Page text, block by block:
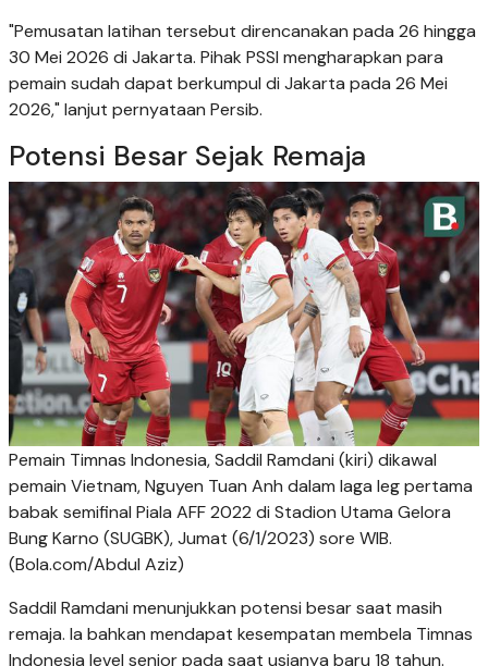
"Pemusatan latihan tersebut direncanakan pada 26 hingga
30 Mei 2026 di Jakarta. Pihak PSSI mengharapkan para
pemain sudah dapat berkumpul di Jakarta pada 26 Mei
2026," lanjut pernyataan Persib.
Potensi Besar Sejak Remaja
Pemain Timnas Indonesia, Saddil Ramdani (kiri) dikawal
pemain Vietnam, Nguyen Tuan Anh dalam laga leg pertama
babak semifinal Piala AFF 2022 di Stadion Utama Gelora
Bung Karno (SUGBK), Jumat (6/1/2023) sore WIB.
(Bola.com/Abdul Aziz)
Saddil Ramdani menunjukkan potensi besar saat masih
remaja. Ia bahkan mendapat kesempatan membela Timnas
Indonesia level senior pada saat usianya baru 18 tahun.